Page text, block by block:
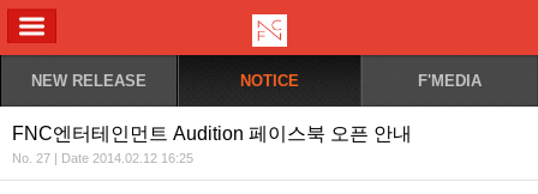
NEW RELEASE NOTICE F'MEDIA
FNC엔터테인먼트 Audition 페이스북 오픈 안내
No. 27 | Date 2014.02.12 16:25